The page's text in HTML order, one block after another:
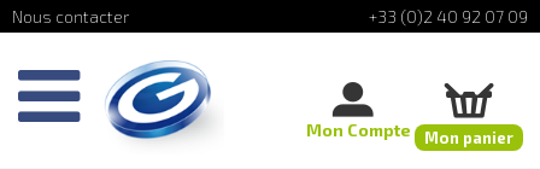
+33 (0)2 40 92 07 09
Mon Compte Mon panier